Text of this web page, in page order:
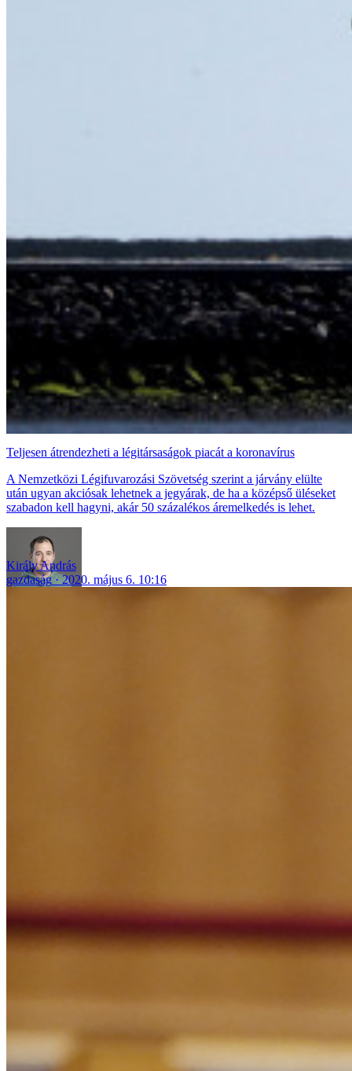
Teljesen átrendezheti a légitársaságok piacát a koronavírus
A Nemzetközi Légifuvarozási Szövetség szerint a járvány elülte
után ugyan akciósak lehetnek a jegyárak, de ha a középső üléseket
szabadon kell hagyni, akár 50 százalékos áremelkedés is lehet.
Király András
gazdaság
2020. május 6. 10:16